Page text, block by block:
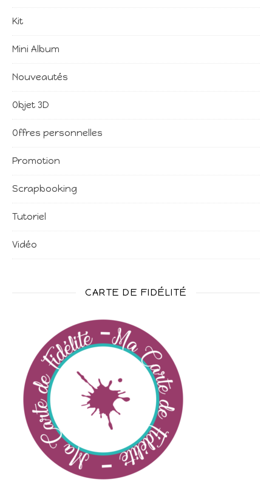
Kit
Mini Album
Nouveautés
Objet 3D
Offres personnelles
Promotion
Scrapbooking
Tutoriel
Vidéo
CARTE DE FIDÉLITÉ